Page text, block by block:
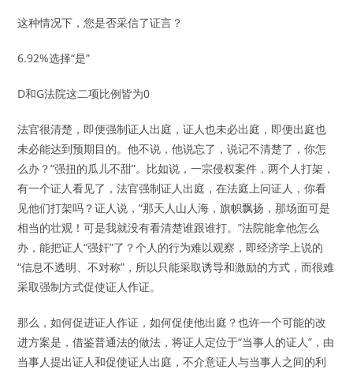
这种情况下，您是否采信了证言？
6.92%选择“是”
D和G法院这二项比例皆为0
法官很清楚，即便强制证人出庭，证人也未必出庭，即便出庭也
未必能达到预期目的。他不说，他说忘了，说记不清楚了，你怎
么办？“强扭的瓜儿不甜”。比如说，一宗侵权案件，两个人打架，
有一个证人看见了，法官强制证人出庭，在法庭上问证人，你看
见他们打架吗？证人说，“那天人山人海，旗帜飘扬，那场面可是
相当的壮观！可是我就没有看清楚谁跟谁打。”法院能拿他怎么
办，能把证人“强奸”了？个人的行为难以观察，即经济学上说的
“信息不透明、不对称”，所以只能采取诱导和激励的方式，而很难
采取强制方式促使证人作证。
那么，如何促进证人作证，如何促使他出庭？也许一个可能的改
进方案是，借鉴普通法的做法，将证人定位于“当事人的证人”，由
当事人提出证人和促使证人出庭，不介意证人与当事人之间的利